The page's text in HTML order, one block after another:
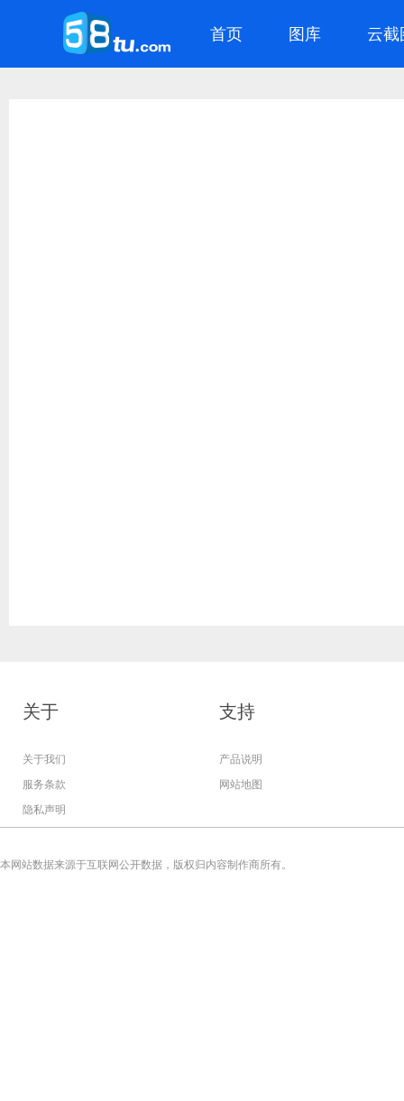
首页 图库 云截
关于
关于我们
服务条款
隐私声明
支持
产品说明
网站地图
本网站数据来源于互联网公开数据，版权归内容制作商所有。